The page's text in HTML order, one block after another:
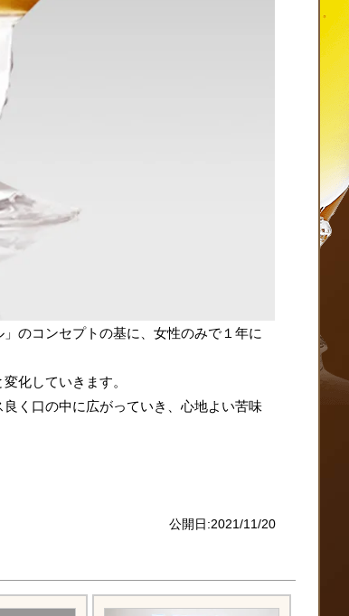
のコンセプトの基に、女性のみで１年に
化していきます。
く口の中に広がっていき、心地よい苦味
公開日:2021/11/20